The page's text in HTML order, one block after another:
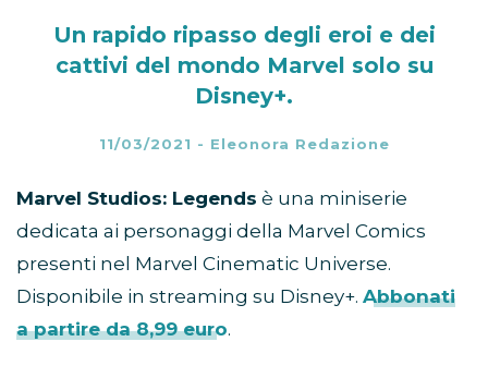
Un rapido ripasso degli eroi e dei
cattivi del mondo Marvel solo su
Disney+.
11/03/2021 - Eleonora Redazione
Marvel Studios: Legends è una miniserie
dedicata ai personaggi della Marvel Comics
presenti nel Marvel Cinematic Universe.
Disponibile in streaming su Disney+. Abbonati
a partire da 8,99 euro.